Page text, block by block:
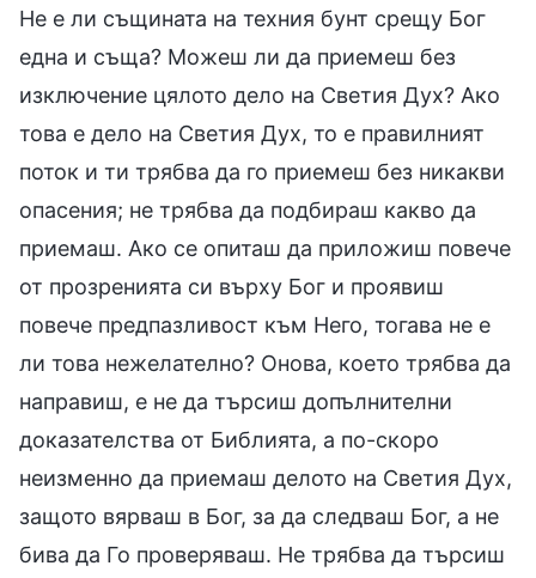
Не е ли същината на техния бунт срещу Бог
една и съща? Можеш ли да приемеш без
изключение цялото дело на Светия Дух? Ако
това е дело на Светия Дух, то е правилният
поток и ти трябва да го приемеш без никакви
опасения; не трябва да подбираш какво да
приемаш. Ако се опиташ да приложиш повече
от прозренията си върху Бог и проявиш
повече предпазливост към Него, тогава не е
ли това нежелателно? Онова, което трябва да
направиш, е не да търсиш допълнителни
доказателства от Библията, а по-скоро
неизменно да приемаш делото на Светия Дух,
защото вярваш в Бог, за да следваш Бог, а не
бива да Го проверяваш. Не трябва да търсиш